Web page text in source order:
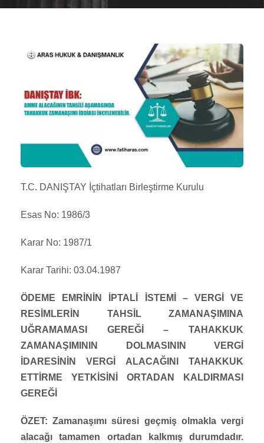
T.C. DANIŞTAY İçtihatları Birleştirme Kurulu
Esas No: 1986/3
Karar No: 1987/1
Karar Tarihi: 03.04.1987
ÖDEME EMRİNİN İPTALİ İSTEMİ – VERGİ VE
RESİMLERİN TAHSİL ZAMANAŞIMINA
UĞRAMAMASI GEREĞİ – TAHAKKUK
ZAMANAŞIMININ DOLMASININ VERGİ
İDARESİNİN VERGİ ALACAĞINI TAHAKKUK
ETTİRME YETKİSİNİ ORTADAN KALDIRMASI
GEREĞİ
ÖZET: Zamanaşımı süresi geçmiş olmakla vergi
alacağı tamamen ortadan kalkmış durumdadır.